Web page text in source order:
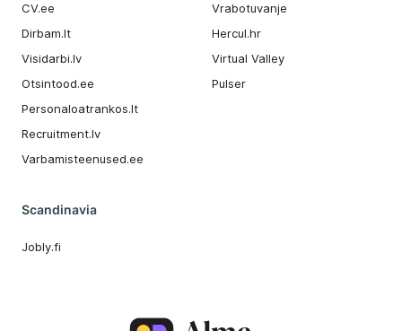
CV.ee
Dirbam.It
Visidarbi.lv
Otsintood.ee
Personaloatrankos.lt
Recruitment.lv
Varbamisteenused.ee
Vrabotuvanje
Hercul.hr
Virtual Valley
Pulser
Scandinavia
Jobly.fi